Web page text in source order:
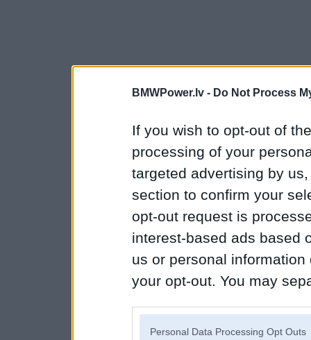
BMWPower.lv - Do Not Process
If you wish to opt-out of
processing of your
targeted advertising by
section to confirm your
opt-out request is
interest-based ads based
us or personal
your opt-out. You may
Personal Data Processing Opt Outs